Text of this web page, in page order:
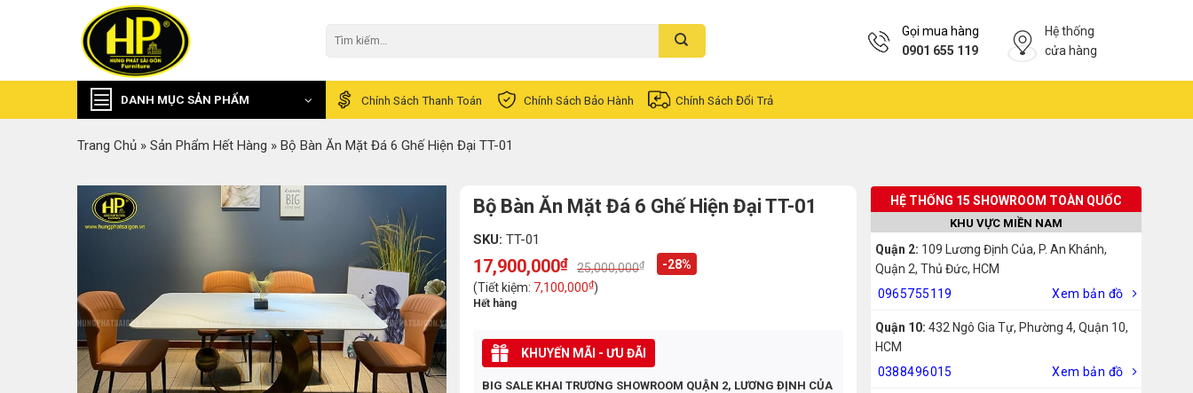
kiếm:
Gọi mua hàng
0901 655 119
Hệ thống
cửa hàng
DANH MỤC SẢN PHẨM Chính Sách Thanh Toán Chính Sách Bảo Hành Chính Sách Đổi Trả
Trang Chủ » Sản Phẩm Hết Hàng » Bộ Bàn Ăn Mặt Đá 6 Ghế Hiện Đại TT-01
HỆ THỐNG 15 SHOWROOM TOÀN QUỐC
KHU VỰC MIỀN NAM
Quận 2: 109 Lương Định Của, P. An Khánh,
Quận 2, Thủ Đức, HCM
0965755119
Xem bản đồ
Quận 10: 432 Ngô Gia Tự, Phường 4, Quận 10,
HCM
0388496015
Xem bản đồ
Bộ Bàn Ăn Mặt Đá 6 Ghế Hiện Đại TT-01
SKU:TT-01
25,000,000₫
Original
price
was:
25,000,000₫.
17,900,000₫
Current
price
is:
17,900,000₫.
-28%
(Tiết kiệm: 7,100,000₫)
Hết hàng
KHUYẾN MÃI - ƯU ĐÃI
BIG SALE KHAI TRƯƠNG SHOWROOM QUẬN 2, LƯƠNG ĐỊNH CỦA